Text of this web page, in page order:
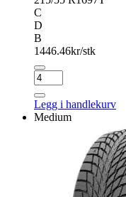
C
D
B
1446.46kr/stk
NEXEN
WG
ICE
3
Legg i handlekurv
Medium